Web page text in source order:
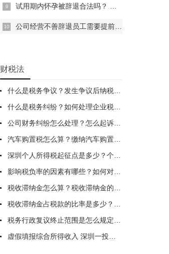
试用期内怀孕被辞退合法吗？ 试用期内怀孕被辞退该如何维权？
公司经营不善辞退员工需要提前一个月通知么？
财税法
什么是税务争议？发生争议后纳税人要怎么做？解决税务争议的法律救济途径
什么是税务纠纷？如何处理企业税务纠纷？一文一目了然
公司财务纠纷怎么处理？怎么起诉欠钱不还？公司财务纠纷处理方式
汽车购置税怎么算？缴纳汽车购置税的注意事项有哪些？
深圳个人所得税起征点是多少？个人所得税缴纳时间是什么时候？
影响税负率的因素有哪些？如何对企业税负做出评价？一文读懂
税收滞纳金怎么算？税收滞纳金的时间如何规定？节假日是否加收滞纳金？
税收滞纳金占税款的比率是多少？税收滞纳金比例是多少？
税务行政复议终止范围是怎么规定的？税务行政复议申请书请求怎么写？
虚假填报综合所得收入 深圳一投资公司员工被罚111945元